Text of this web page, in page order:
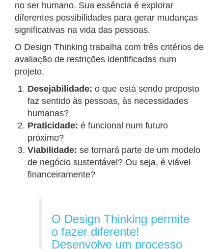
no ser humano. Sua essência é explorar
diferentes possibilidades para gerar mudanças
significativas na vida das pessoas.
O Design Thinking trabalha com três critérios de
avaliação de restrições identificadas num
projeto.
Desejabilidade: o que está sendo proposto
faz sentido às pessoas, às necessidades
humanas?
Praticidade: é funcional num futuro
próximo?
Viabilidade: se tornará parte de um modelo
de negócio sustentável? Ou seja, é viável
financeiramente?
O Design Thinking permite
o fazer diferente!
Desenvolve um processo